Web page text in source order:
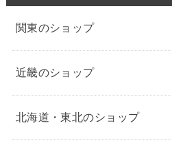
関東のショップ
近畿のショップ
北海道・東北のショップ